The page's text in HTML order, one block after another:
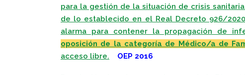
para la gestión de la situación de crisis
de lo establecido en el Real Decreto 926/
alarma para contener la propagación de
oposición de la categoría de Médico/a de
acceso libre.
OEP 2016